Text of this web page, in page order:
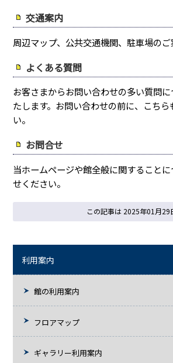
交通案内
周辺マップ、公共交通機関、駐車場のご
よくある質問
お客さまからお問い合わせの多い質問
たします。お問い合わせの前に、こち
い。
お問合せ
当ホームページや館全般に関すること
せください。
この記事は 2025年01月29
利用案内
館の利用案内
フロアマップ
ギャラリー利用案内